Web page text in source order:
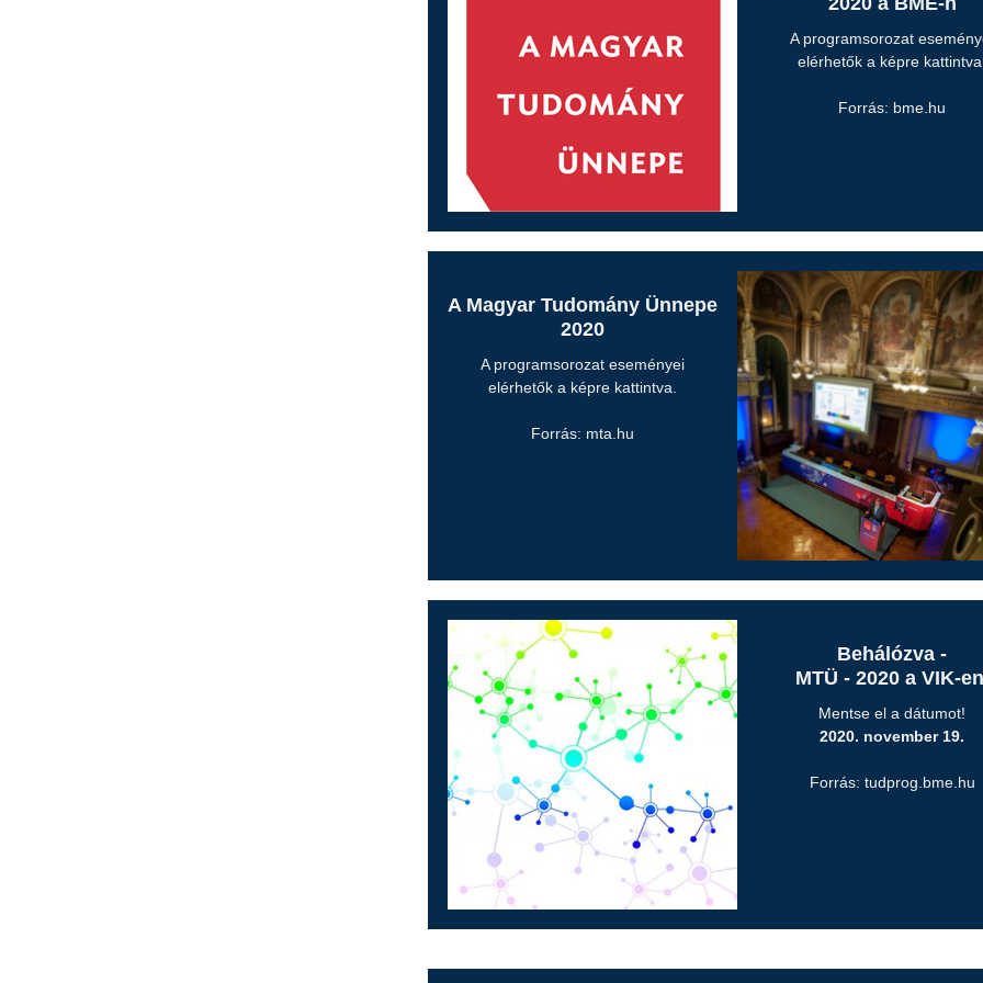
A programsorozat
elérhetők a képre
Forrás: bme.hu
A Magyar Tudomány Ünnepe
2020
A programsorozat eseményei
elérhetők a képre kattintva.
Forrás: mta.hu
Behálózva -
MTÜ - 2020 a VIK-
Mentse el a dátumot!
2020. november 19.
Forrás: tudprog.bme.hu